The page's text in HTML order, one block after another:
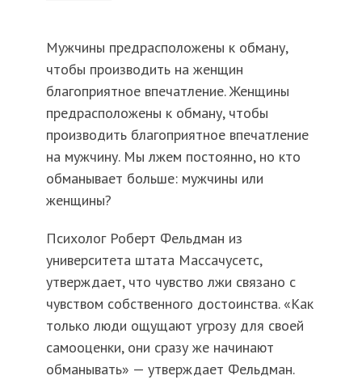
Мужчины предрасположены к обману,
чтобы производить на женщин
благоприятное впечатление. Женщины
предрасположены к обману, чтобы
производить благоприятное впечатление
на мужчину. Мы лжем постоянно, но кто
обманывает больше: мужчины или
женщины?
Психолог Роберт Фельдман из
университета штата Массачусетс,
утверждает, что чувство лжи связано с
чувством собственного достоинства. «Как
только люди ощущают угрозу для своей
самооценки, они сразу же начинают
обманывать» — утверждает Фельдман.